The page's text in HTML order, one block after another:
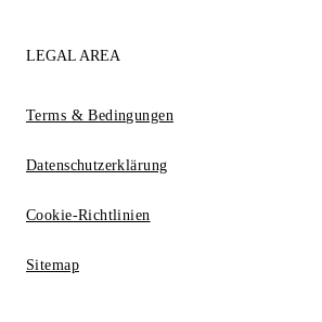
LEGAL AREA
Terms & Bedingungen
Datenschutzerklärung
Cookie-Richtlinien
Sitemap